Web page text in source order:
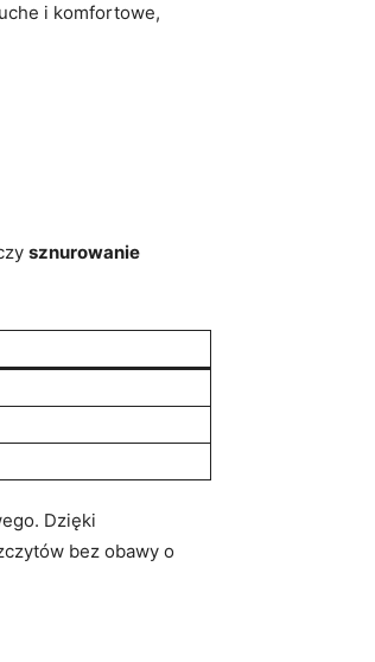
‌i komfortowe,
sznurowanie
Dzięki
bez⁤ obawy o